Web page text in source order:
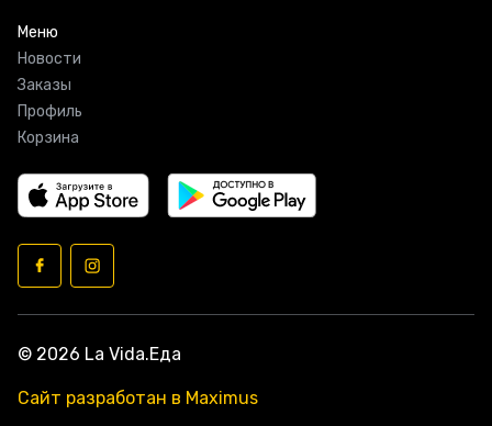
Меню
Новости
Заказы
Профиль
Корзина
© 2026 La Vida.Еда
Сайт разработан в Maximus